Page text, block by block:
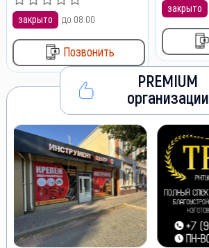
закрыто до 08:00
Позвонить
закрыто
PREMIUM
организации